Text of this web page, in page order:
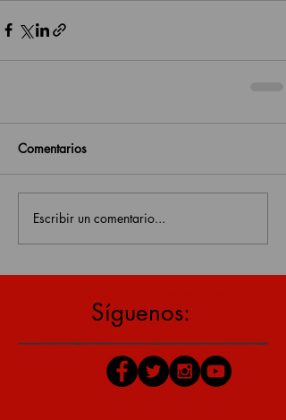
Comentarios
Escribir un comentario...
Síguenos: